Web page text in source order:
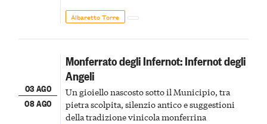
Albaretto Torre
03 AGO
08 AGO
Monferrato degli Infernot: Infernot degli
Angeli
Un gioiello nascosto sotto il Municipio, tra
pietra scolpita, silenzio antico e suggestioni
della tradizione vinicola monferrina